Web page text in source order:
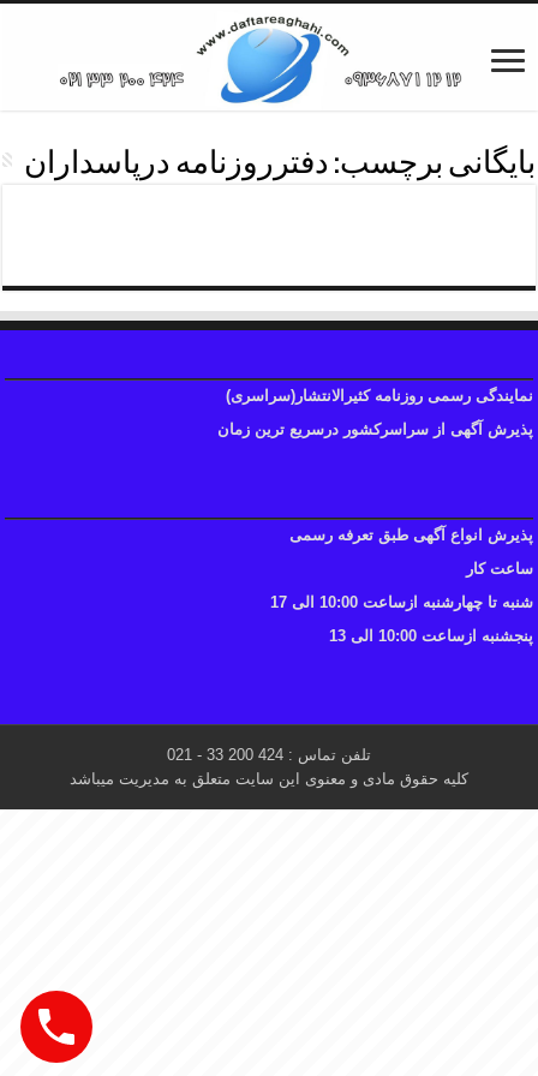
بایگانی برچسب: دفترروزنامه درپاسداران
نمایندگی رسمی روزنامه کثیرالانتشار(سراسری)
پذیرش آگهی از سراسرکشور درسریع ترین زمان
پذیرش انواع آگهی طبق تعرفه رسمی
ساعت کار
شنبه تا چهارشنبه ازساعت 10:00 الی 17
پنجشنبه ازساعت 10:00 الی 13
تلفن تماس : 424 200 33 - 021
کلیه حقوق مادی و معنوی این سایت متعلق به مدیریت میباشد